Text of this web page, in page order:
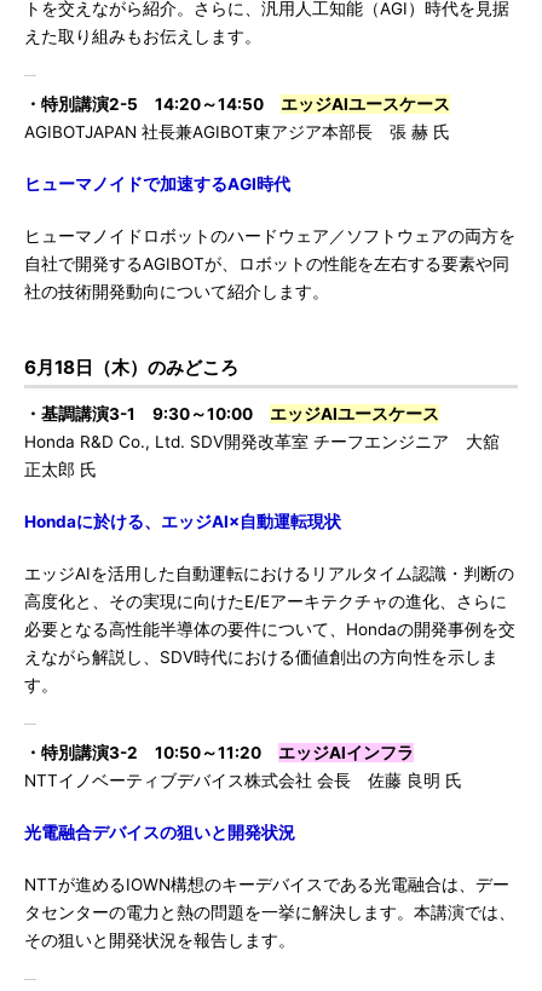
トを交えながら紹介。さらに、汎用人工知能（AGI）時代を見据
えた取り組みもお伝えします。
・特別講演2-5 14:20～14:50 エッジAIユースケース
AGIBOTJAPAN 社長兼AGIBOT東アジア本部長 張 赫 氏
ヒューマノイドで加速するAGI時代
ヒューマノイドロボットのハードウェア／ソフトウェアの両方を
自社で開発するAGIBOTが、ロボットの性能を左右する要素や同
社の技術開発動向について紹介します。
6月18日（木）のみどころ
・基調講演3-1 9:30～10:00 エッジAIユースケース
Honda R&D Co., Ltd. SDV開発改革室 チーフエンジニア 大舘
正太郎 氏
Hondaに於ける、エッジAI×自動運転現状
エッジAIを活用した自動運転におけるリアルタイム認識・判断の
高度化と、その実現に向けたE/Eアーキテクチャの進化、さらに
必要となる高性能半導体の要件について、Hondaの開発事例を交
えながら解説し、SDV時代における価値創出の方向性を示しま
す。
・特別講演3-2 10:50～11:20 エッジAIインフラ
NTTイノベーティブデバイス株式会社 会長 佐藤 良明 氏
光電融合デバイスの狙いと開発状況
NTTが進めるIOWN構想のキーデバイスである光電融合は、デー
タセンターの電力と熱の問題を一挙に解決します。本講演では、
その狙いと開発状況を報告します。